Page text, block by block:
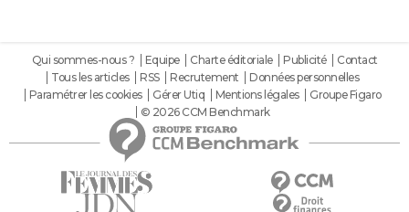
Qui sommes-nous ? Equipe Charte éditoriale Publicité
Contact
Tous les articles
RSS Recrutement
Données personnelles
Paramétrer les cookies
Gérer Utiq Mentions légales
Groupe Figaro
© 2026 CCM Benchmark